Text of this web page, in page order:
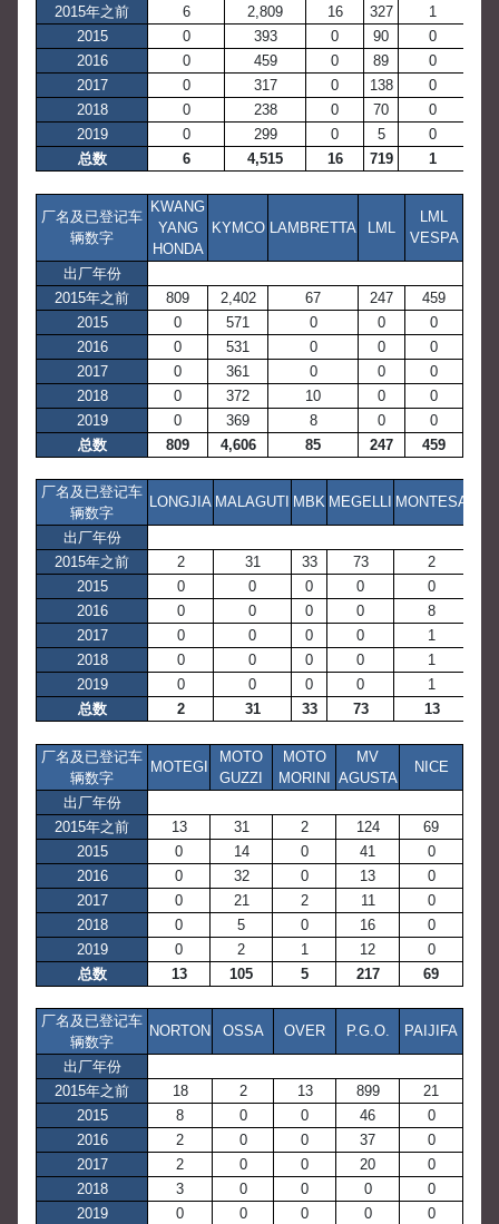
2015年之前 6 2,809 16 327
1
2015
0 393 0 90
0
2016
0 459 0 89
0
2017
0 317 0 138
0
2018
0 238 0 70
0
2019
0 299 0 5
0
总数
6 4,515 16 719 1
厂名及已登记车
辆数字
KWANG
YANG
HONDA
KYMCO LAMBRETTA LML
LML
VESPA
出厂年份
2015年之前
809 2,402 67 247
459
2015
0 571 0 0
0
2016
0 531 0 0
0
2017
0 361 0 0
0
2018
0 372 10 0
0
2019
0 369 8 0
0
总数
809 4,606 85 247 459
厂名及已登记车
辆数字
LONGJIA MALAGUTI MBK MEGELLI MONTESA
出厂年份
2015年之前
2 31 33 73
2
2015
0 0 0 0
0
2016
0 0 0 0
8
2017
0 0 0 0
1
2018
0 0 0 0
1
2019
0 0 0 0
1
总数
2 31 33 73 13
厂名及已登记车
辆数字
MOTEGI
MOTO
GUZZI
MOTO
MORINI
MV
AGUSTA
NICE
出厂年份
2015年之前
13 31 2 124
69
2015
0 14 0 41
0
2016
0 32 0 13
0
2017
0 21 2 11
0
2018
0 5 0 16
0
2019
0 2 1 12
0
总数
13 105 5 217 69
厂名及已登记车
辆数字
NORTON OSSA OVER P.G.O. PAIJIFA
出厂年份
2015年之前
18 2 13 899
21
2015
8 0 0 46
0
2016
2 0 0 37
0
2017
2 0 0 20
0
2018
3 0 0 0
0
2019
0 0 0 0
0